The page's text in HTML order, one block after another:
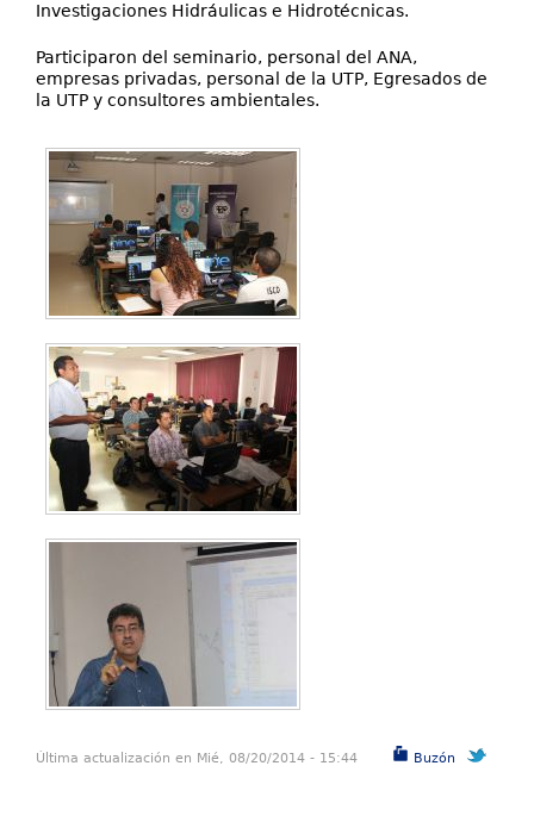
Investigaciones Hidráulicas e Hidrotécnicas.
Participaron del seminario, personal del ANA,
empresas privadas, personal de la UTP, Egresados de
la UTP y consultores ambientales.
Buzón
Última actualización en Mié, 08/20/2014 - 15:44